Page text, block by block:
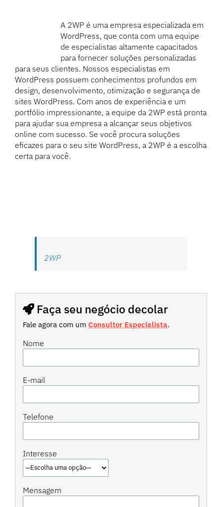
A 2WP é uma empresa especializada em
WordPress, que conta com uma equipe
de especialistas altamente capacitados
para fornecer soluções personalizadas
para seus clientes. Nossos especialistas em
WordPress possuem conhecimentos profundos em
design, desenvolvimento, otimização e segurança de
sites WordPress. Com anos de experiência e um
portfólio impressionante, a equipe da 2WP está pronta
para ajudar sua empresa a alcançar seus objetivos
online com sucesso. Se você procura soluções
eficazes para o seu site WordPress, a 2WP é a escolha
certa para você.
2WP
Faça seu negócio decolar
Fale agora com um Consultor Especialista.
Nome
E-mail
Telefone
Interesse
Mensagem